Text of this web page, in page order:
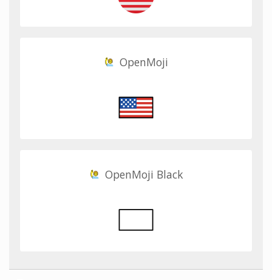
OpenMoji
OpenMoji Black